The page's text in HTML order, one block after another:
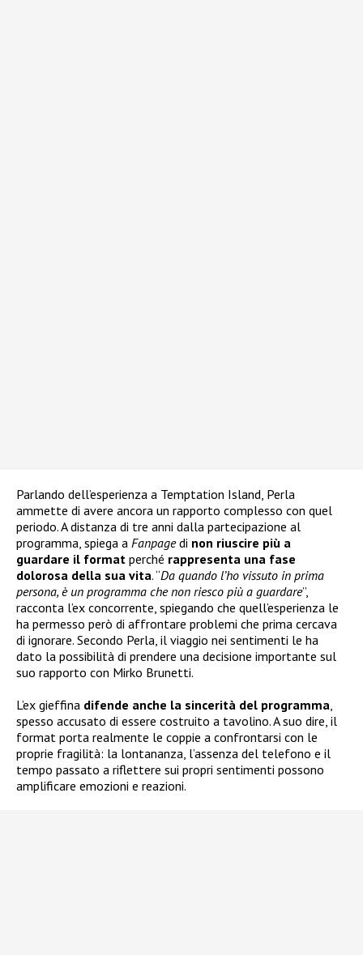
Parlando dell’esperienza a Temptation Island, Perla
ammette di avere ancora un rapporto complesso con quel
periodo. A distanza di tre anni dalla partecipazione al
programma, spiega a Fanpagedi non riuscire più a
guardare il format perché rappresenta una fase
dolorosa della sua vita. “Da quando l’ho vissuto in prima
persona, è un programma che non riesco più a guardare”,
racconta l’ex concorrente, spiegando che quell’esperienza le
ha permesso però di affrontare problemi che prima cercava
di ignorare. Secondo Perla, il viaggio nei sentimenti le ha
dato la possibilità di prendere una decisione importante sul
suo rapporto con Mirko Brunetti.
L’ex gieffina difende anche la sincerità del programma,
spesso accusato di essere costruito a tavolino. A suo dire, il
format porta realmente le coppie a confrontarsi con le
proprie fragilità: la lontananza, l’assenza del telefono e il
tempo passato a riflettere sui propri sentimenti possono
amplificare emozioni e reazioni.